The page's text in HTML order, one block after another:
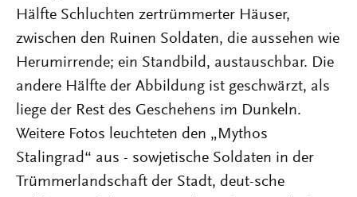
Hälfte Schluchten zertrümmerter Häuser,
zwischen den Ruinen Soldaten, die aussehen wie
Herumirrende; ein Standbild, austauschbar. Die
andere Hälfte der Abbildung ist geschwärzt, als
liege der Rest des Geschehens im Dunkeln.
Weitere Fotos leuchteten den „Mythos
Stalingrad“ aus - sowjetische Soldaten in der
Trümmerlandschaft der Stadt, deut-sche